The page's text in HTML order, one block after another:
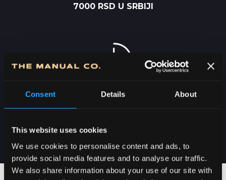
Consent Details About
This website uses cookies
We use cookies to personalise content and ads, to
provide social media features and to analyse our traffic.
We also share information about your use of our site with
7000 RSD U SRBIJI
DOSTAVA U SRBIJI